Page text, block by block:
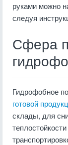
руками можно
следуя
Сфера
Гидрофобное
готовой
склады, для